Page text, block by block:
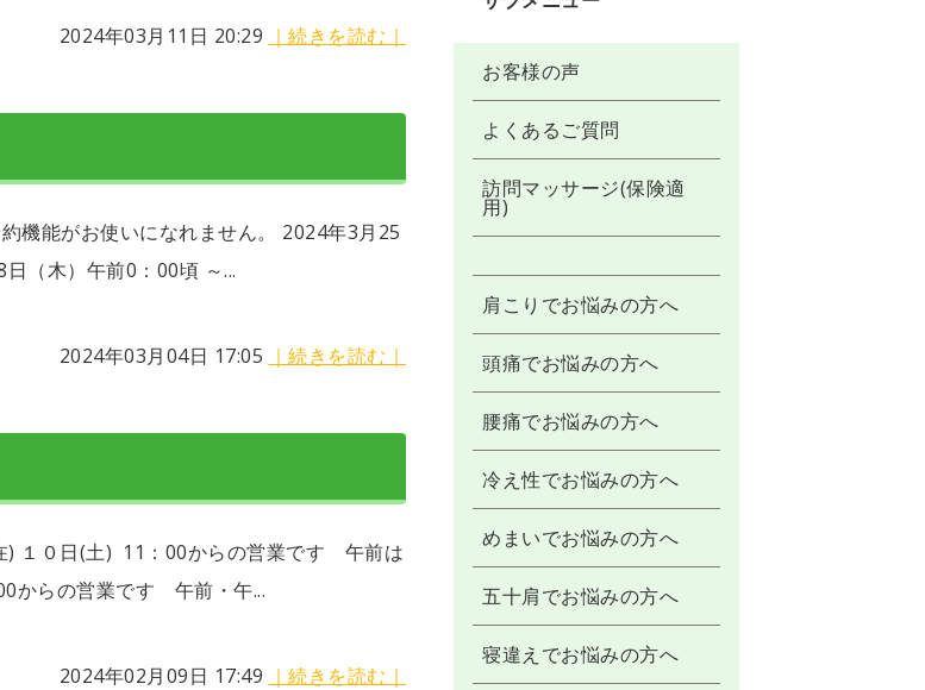
2024年03月11日 20:29 ｜続きを読む｜
機能がお使いになれません。 2024年3月25
（木）午前0：00頃 ～...
2024年03月04日 17:05 ｜続きを読む｜
) １０日(土) 11：00からの営業です 午前は
からの営業です 午前・午...
2024年02月09日 17:49 ｜続きを読む｜
お客様の声
よくあるご質問
訪問マッサージ(保険適
用)
肩こりでお悩みの方へ
頭痛でお悩みの方へ
腰痛でお悩みの方へ
冷え性でお悩みの方へ
めまいでお悩みの方へ
五十肩でお悩みの方へ
寝違えでお悩みの方へ